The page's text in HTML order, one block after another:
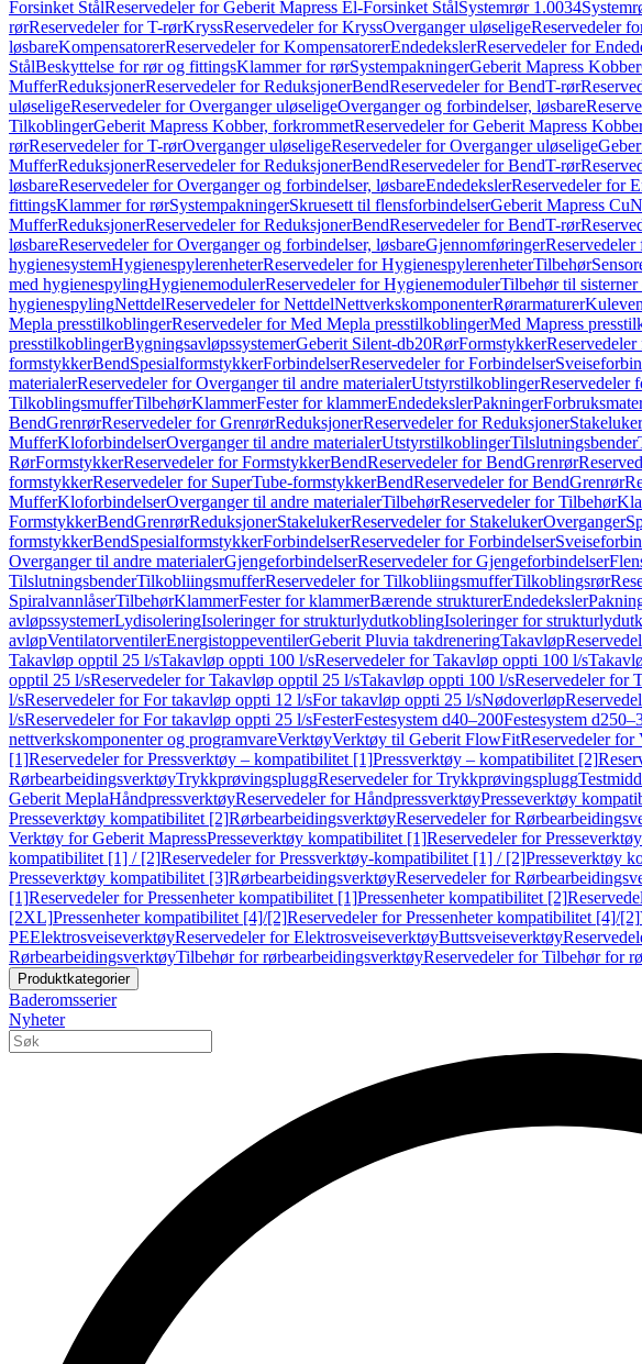
Forsinket StålReservedeler for Geberit Mapress El-Forsinket StålSystemrør 1.0034
rørReservedeler for T-rørKryssReservedeler for KryssOverganger uløseligeReservedeler
løsbareKompensatorerReservedeler for KompensatorerEndedekslerReservedeler for
StålBeskyttelse for rør og fittingsKlammer for rørSystempakningerGeberit Mapress Kobber
MufferReduksjonerReservedeler for ReduksjonerBendReservedeler for BendT-rør
uløseligeReservedeler for Overganger uløseligeOverganger og forbindelser, løsbare
TilkoblingerGeberit Mapress Kobber, forkrommetReservedeler for Geberit Mapress
rørReservedeler for T-rørOverganger uløseligeReservedeler for Overganger uløselige
MufferReduksjonerReservedeler for ReduksjonerBendReservedeler for BendT-rør
løsbareReservedeler for Overganger og forbindelser, løsbareEndedekslerReservedeler for
fittingsKlammer for rørSystempakningerSkruesett til flensforbindelserGeberit Mapress
MufferReduksjonerReservedeler for ReduksjonerBendReservedeler for BendT-rør
løsbareReservedeler for Overganger og forbindelser, løsbareGjennomføringer
hygienesystemHygienespylerenheterReservedeler for HygienespylerenheterTilbehør
med hygienespylingHygienemodulerReservedeler for HygienemodulerTilbehør til
hygienespylingNettdelReservedeler for NettdelNettverkskomponenterRørarmaturer
Mepla presstilkoblingerReservedeler for Med Mepla presstilkoblingerMed Mapress
presstilkoblingerBygningsavløpssystemerGeberit Silent-db20RørFormstykker
formstykkerBendSpesialformstykkerForbindelserReservedeler for Forbindelser
materialerReservedeler for Overganger til andre materialerUtstyrstilkoblingerReservedeler
TilkoblingsmufferTilbehørKlammerFester for klammerEndedekslerPakninger
BendGrenrørReservedeler for GrenrørReduksjonerReservedeler for ReduksjonerStakeluker
MufferKloforbindelserOverganger til andre materialerUtstyrstilkoblingerTilslutningsbender
RørFormstykkerReservedeler for FormstykkerBendReservedeler for BendGrenrør
formstykkerReservedeler for SuperTube-formstykkerBendReservedeler for BendGrenrør
MufferKloforbindelserOverganger til andre materialerTilbehørReservedeler for Tilbehør
FormstykkerBendGrenrørReduksjonerStakelukerReservedeler for StakelukerOverganger
formstykkerBendSpesialformstykkerForbindelserReservedeler for Forbindelser
Overganger til andre materialerGjengeforbindelserReservedeler for Gjengeforbindelser
TilslutningsbenderTilkobliingsmufferReservedeler for TilkobliingsmufferTilkoblingsrør
SpiralvannlåserTilbehørKlammerFester for klammerBærende strukturerEndedeksler
avløpssystemerLydisoleringIsoleringer for strukturlydutkoblingIsoleringer for
avløpVentilatorventilerEnergistoppeventilerGeberit Pluvia takdreneringTakavløp
Takavløp opptil 25 l/sTakavløp oppti 100 l/sReservedeler for Takavløp oppti 100 l/s
opptil 25 l/sReservedeler for Takavløp opptil 25 l/sTakavløp oppti 100 l/sReservedeler for
l/sReservedeler for For takavløp oppti 12 l/sFor takavløp oppti 25 l/sNødoverløp
l/sReservedeler for For takavløp oppti 25 l/sFesterFestesystem d40–200Festesystem
nettverkskomponenter og programvareVerktøyVerktøy til Geberit FlowFitReservedeler
[1]Reservedeler for Pressverktøy – kompatibilitet [1]Pressverktøy – kompatibilitet [2]
RørbearbeidingsverktøyTrykkprøvingspluggReservedeler for Trykkprøvingsplugg
Geberit MeplaHåndpressverktøyReservedeler for HåndpressverktøyPresseverktøy
Presseverktøy kompatibilitet [2]RørbearbeidingsverktøyReservedeler for
Verktøy for Geberit MapressPresseverktøy kompatibilitet [1]Reservedeler for
kompatibilitet [1] / [2]Reservedeler for Pressverktøy-kompatibilitet [1] / [2]Presseverktøy
Presseverktøy kompatibilitet [3]RørbearbeidingsverktøyReservedeler for
[1]Reservedeler for Pressenheter kompatibilitet [1]Pressenheter kompatibilitet [2]
[2XL]Pressenheter kompatibilitet [4]/[2]Reservedeler for Pressenheter kompatibilitet [4]/[2]
PEElektrosveiseverktøyReservedeler for ElektrosveiseverktøyButtsveiseverktøy
RørbearbeidingsverktøyTilbehør for rørbearbeidingsverktøyReservedeler for Tilbehør for
Produktkategorier
Baderomsserier
Nyheter